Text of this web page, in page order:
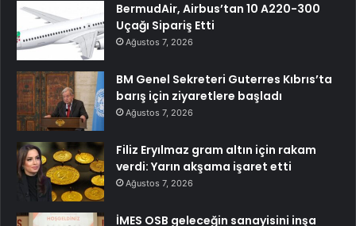
BermudAir, Airbus’tan 10 A220-300
Uçağı Sipariş Etti
Ağustos 7, 2026
BM Genel Sekreteri Guterres Kıbrıs’ta
barış için ziyaretlere başladı
Ağustos 7, 2026
Filiz Eryılmaz gram altın için rakam
verdi: Yarın akşama işaret etti
Ağustos 7, 2026
İMES OSB geleceğin sanayisini inşa